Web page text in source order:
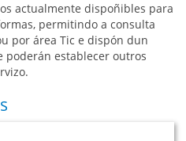
actualmente dispoñibles para
permitindo a consulta
por área Tic e dispón dun
poderán establecer outros